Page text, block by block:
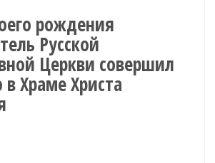
рождения
Русской
Церкви совершил
Храме Христа